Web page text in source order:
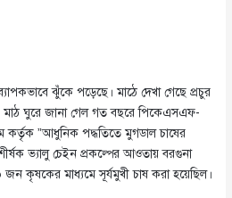
ঝুঁকে পড়েছে। মাঠে দেখা গেছে প্রচুর
মাঠ ঘুরে জানা গেল গত বছরে পিকেএসএফ-
কর্তৃক ”আধুনিক পদ্ধতিতে মুগডাল চাষের
ভ্যালু চেইন প্রকল্পের আওতায় বরগুনা
কৃষকের মাধ্যমে সূর্যমুখী চাষ করা হয়েছিল।